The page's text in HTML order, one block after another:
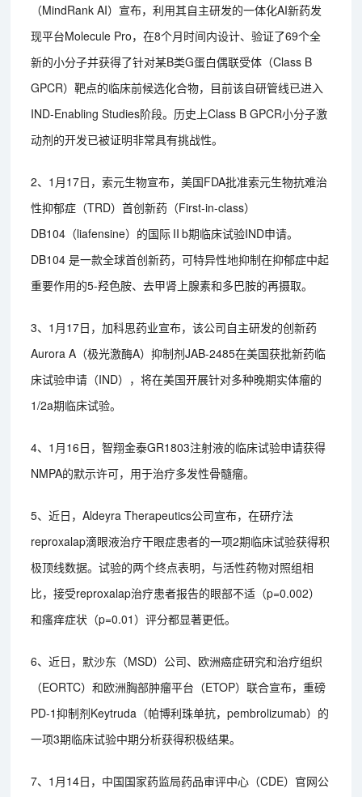
（MindRank AI）宣布，利用其自主研发的一体化AI新药发
现平台Molecule Pro，在8个月时间内设计、验证了69个全
新的小分子并获得了针对某B类G蛋白偶联受体（Class B
GPCR）靶点的临床前候选化合物，目前该自研管线已进入
IND-Enabling Studies阶段。历史上Class B GPCR小分子激
动剂的开发已被证明非常具有挑战性。
2、1月17日，索元生物宣布，美国FDA批准索元生物抗难治
性抑郁症（TRD）首创新药（First-in-class）
DB104（liafensine）的国际Ⅱb期临床试验IND申请。
DB104 是一款全球首创新药，可特异性地抑制在抑郁症中起
重要作用的5-羟色胺、去甲肾上腺素和多巴胺的再摄取。
3、1月17日，加科思药业宣布，该公司自主研发的创新药
Aurora A（极光激酶A）抑制剂JAB-2485在美国获批新药临
床试验申请（IND），将在美国开展针对多种晚期实体瘤的
1/2a期临床试验。
4、1月16日，智翔金泰GR1803注射液的临床试验申请获得
NMPA的默示许可，用于治疗多发性骨髓瘤。
5、近日，Aldeyra Therapeutics公司宣布，在研疗法
reproxalap滴眼液治疗干眼症患者的一项2期临床试验获得积
极顶线数据。试验的两个终点表明，与活性药物对照组相
比，接受reproxalap治疗患者报告的眼部不适（p=0.002）
和瘙痒症状（p=0.01）评分都显著更低。
6、近日，默沙东（MSD）公司、欧洲癌症研究和治疗组织
（EORTC）和欧洲胸部肿瘤平台（ETOP）联合宣布，重磅
PD-1抑制剂Keytruda（帕博利珠单抗，pembrolizumab）的
一项3期临床试验中期分析获得积极结果。
7、1月14日，中国国家药监局药品审评中心（CDE）官网公